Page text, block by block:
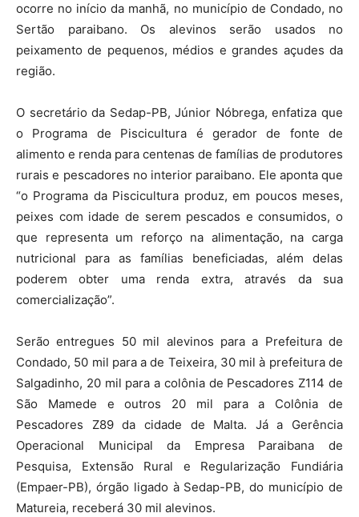
ocorre no início da manhã, no município de Condado, no
Sertão paraibano. Os alevinos serão usados no
peixamento de pequenos, médios e grandes açudes da
região.
O secretário da Sedap-PB, Júnior Nóbrega, enfatiza que
o Programa de Piscicultura é gerador de fonte de
alimento e renda para centenas de famílias de produtores
rurais e pescadores no interior paraibano. Ele aponta que
“o Programa da Piscicultura produz, em poucos meses,
peixes com idade de serem pescados e consumidos, o
que representa um reforço na alimentação, na carga
nutricional para as famílias beneficiadas, além delas
poderem obter uma renda extra, através da sua
comercialização”.
Serão entregues 50 mil alevinos para a Prefeitura de
Condado, 50 mil para a de Teixeira, 30 mil à prefeitura de
Salgadinho, 20 mil para a colônia de Pescadores Z114 de
São Mamede e outros 20 mil para a Colônia de
Pescadores Z89 da cidade de Malta. Já a Gerência
Operacional Municipal da Empresa Paraibana de
Pesquisa, Extensão Rural e Regularização Fundiária
(Empaer-PB), órgão ligado à Sedap-PB, do município de
Matureia, receberá 30 mil alevinos.